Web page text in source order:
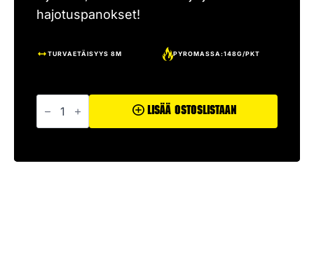
hajotuspanokset!
TURVAETÄISYYS 8M PYROMASSA:148G/PKT
Galaxy
määrä
Lisää Ostoslistaan